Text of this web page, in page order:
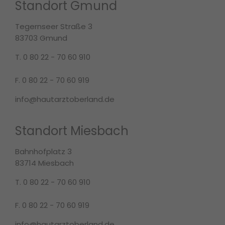
About us
Lorem ipsum dolor sit amet, consectetuer
massa. Cum sociis natoque penatibus et magnis
Donec quam felis, ultricies nec.
Standort Gmund
Tegernseer Straße 3
83703 Gmund
T. 0 80 22 - 70 60 910
F. 0 80 22 - 70 60 919
info@hautarztoberland.de
Standort Miesbach
Bahnhofplatz 3
83714 Miesbach
T. 0 80 22 - 70 60 910
F. 0 80 22 - 70 60 919